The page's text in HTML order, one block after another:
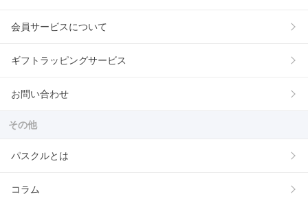
会員サービスについて
ギフトラッピングサービス
お問い合わせ
その他
パスクルとは
コラム